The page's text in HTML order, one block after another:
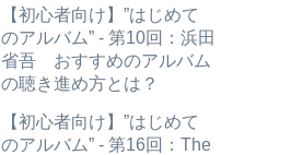
【初心者向け】”はじめて
のアルバム” - 第10回：浜田
省吾 おすすめのアルバム
の聴き進め方とは？
【初心者向け】”はじめて
のアルバム” - 第16回：The